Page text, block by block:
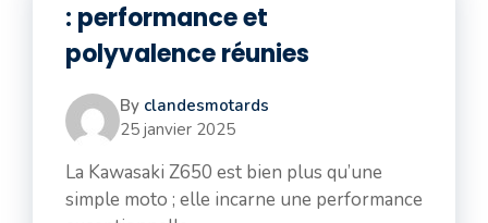
: performance et
polyvalence réunies
By clandesmotards
25 janvier 2025
La Kawasaki Z650 est bien plus qu’une
simple moto ; elle incarne une performance